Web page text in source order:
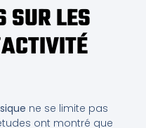
SUR LES
ne se limite pas
ont montré que